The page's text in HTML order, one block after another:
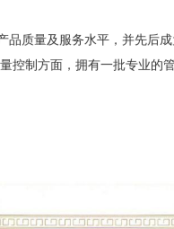
质量及服务水平，并先后成
制方面，拥有一批专业的